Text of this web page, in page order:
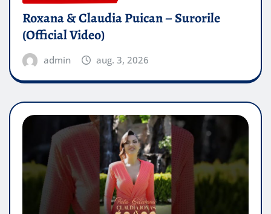
Roxana & Claudia Puican – Surorile
(Official Video)
admin aug. 3, 2026